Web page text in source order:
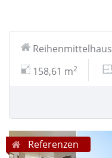
Reihenmittelhaus
158,61 m2
Referenzen